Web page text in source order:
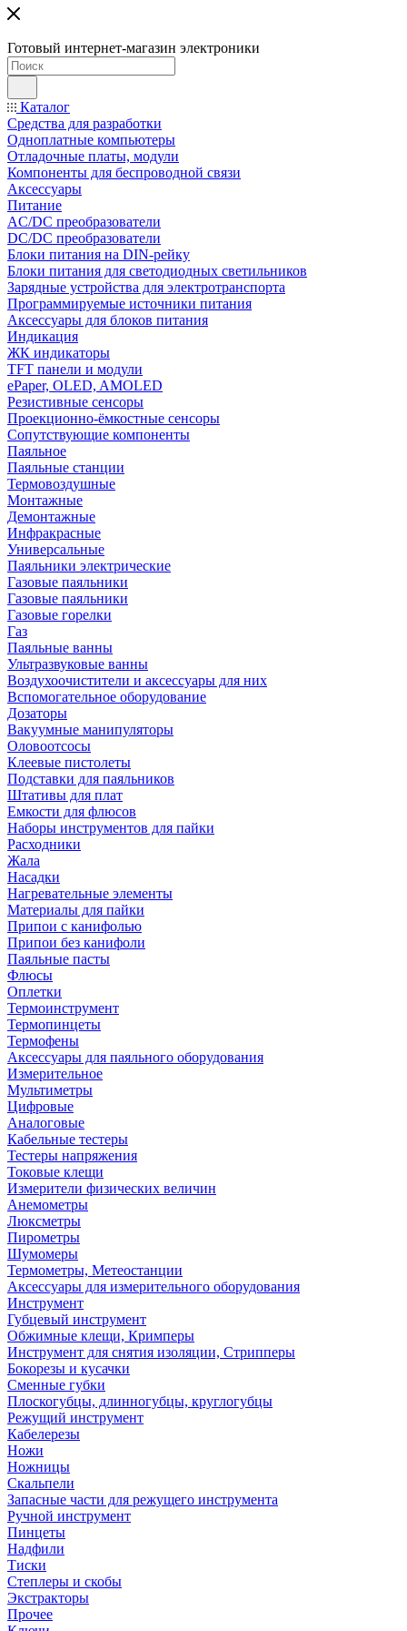
Готовый интернет-магазин электроники
Каталог
Средства для разработки
Одноплатные компьютеры
Отладочные платы, модули
Компоненты для беспроводной связи
Аксессуары
Питание
AC/DC преобразователи
DC/DC преобразователи
Блоки питания на DIN-рейку
Блоки питания для светодиодных светильников
Зарядные устройства для электротранспорта
Программируемые источники питания
Аксессуары для блоков питания
Индикация
ЖК индикаторы
TFT панели и модули
ePaper, OLED, AMOLED
Резистивные сенсоры
Проекционно-ёмкостные сенсоры
Сопутствующие компоненты
Паяльное
Паяльные станции
Термовоздушные
Монтажные
Демонтажные
Инфракрасные
Универсальные
Паяльники электрические
Газовые паяльники
Газовые паяльники
Газовые горелки
Газ
Паяльные ванны
Ультразвуковые ванны
Воздухоочистители и аксессуары для них
Вспомогательное оборудование
Дозаторы
Вакуумные манипуляторы
Оловоотсосы
Клеевые пистолеты
Подставки для паяльников
Штативы для плат
Емкости для флюсов
Наборы инструментов для пайки
Расходники
Жала
Насадки
Нагревательные элементы
Материалы для пайки
Припои с канифолью
Припои без канифоли
Паяльные пасты
Флюсы
Оплетки
Термоинструмент
Термопинцеты
Термофены
Аксессуары для паяльного оборудования
Измерительное
Мультиметры
Цифровые
Аналоговые
Кабельные тестеры
Тестеры напряжения
Токовые клещи
Измерители физических величин
Анемометры
Люксметры
Пирометры
Шумомеры
Термометры, Метеостанции
Аксессуары для измерительного оборудования
Инструмент
Губцевый инструмент
Обжимные клещи, Кримперы
Инструмент для снятия изоляции, Стрипперы
Бокорезы и кусачки
Сменные губки
Плоскогубцы, длинногубцы, круглогубцы
Режущий инструмент
Кабелерезы
Ножи
Ножницы
Скальпели
Запасные части для режущего инструмента
Ручной инструмент
Пинцеты
Надфили
Тиски
Степлеры и скобы
Экстракторы
Прочее